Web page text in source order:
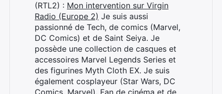
(RTL2) : Mon intervention sur Virgin
Radio (Europe 2) Je suis aussi
passionné de Tech, de comics (Marvel,
DC Comics) et de Saint Seiya. Je
possède une collection de casques et
accessoires Marvel Legends Series et
des figurines Myth Cloth EX. Je suis
également cosplayeur (Star Wars, DC
Comics, Marvel). Fan de cinéma et de